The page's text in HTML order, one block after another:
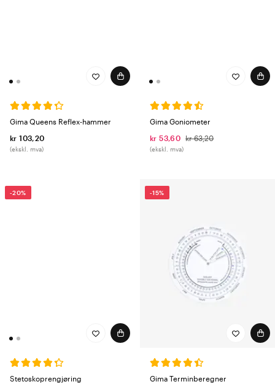
Gima Queens Reflex-hammer
kr 103,20
(ekskl. mva)
Gima Goniometer
kr 53,60 kr 63,20
(ekskl. mva)
-20%
Stetoskoprengjøring
-15%
Gima Terminberegner